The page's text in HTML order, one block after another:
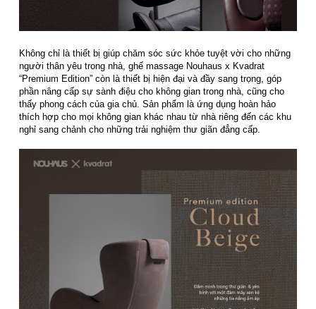
Không chỉ là thiết bị giúp chăm sóc sức khỏe tuyệt vời cho những
người thân yêu trong nhà, ghế massage Nouhaus x Kvadrat
“Premium Edition” còn là thiết bị hiện đại và đầy sang trọng, góp
phần nâng cấp sự sành điệu cho không gian trong nhà, cũng cho
thấy phong cách của gia chủ. Sản phẩm là ứng dụng hoàn hảo
thích hợp cho mọi không gian khác nhau từ nhà riêng đến các khu
nghỉ sang chảnh cho những trải nghiệm thư giãn đẳng cấp.